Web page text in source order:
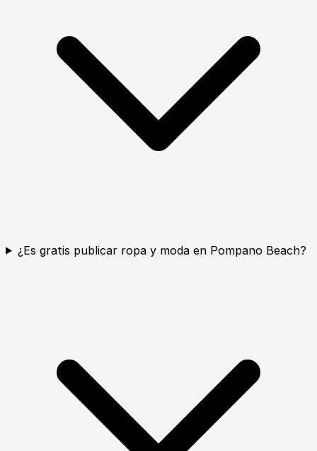
¿Es gratis publicar ropa y moda en Pompano Beach?